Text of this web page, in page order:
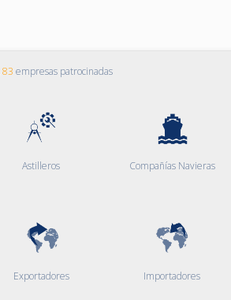
83 empresas patrocinadas
Astilleros Compañías Navieras
Exportadores Importadores